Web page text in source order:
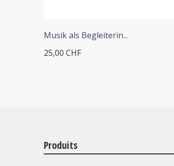
Musik als Begleiterin...
25,00 CHF
Produits